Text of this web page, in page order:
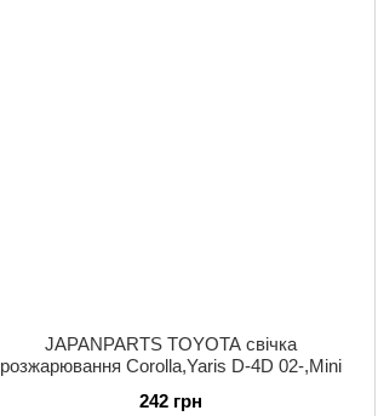
JAPANPARTS TOYOTA свічка
розжарювання Corolla,Yaris D-4D 02-,Mini
242 грн